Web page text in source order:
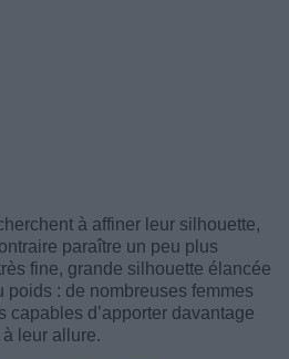
à affiner leur silhouette,
paraître un peu plus
fine, grande silhouette élancée
poids : de nombreuses femmes
capables d’apporter davantage
leur allure.